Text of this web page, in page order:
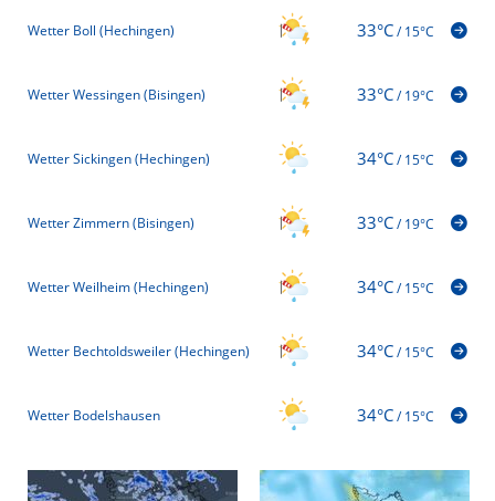
Wetter Boll (Hechingen) 33°C/15°C
Wetter Wessingen (Bisingen) 33°C/19°C
Wetter Sickingen (Hechingen) 34°C/15°C
Wetter Zimmern (Bisingen) 33°C/19°C
Wetter Weilheim (Hechingen) 34°C/15°C
Wetter Bechtoldsweiler (Hechingen) 34°C/15°C
Wetter Bodelshausen 34°C/15°C